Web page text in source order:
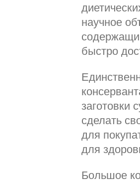
научное
быстро
заготовки
сделать
для
для
Большое